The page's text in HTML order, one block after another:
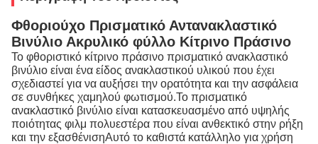
Φθοριούχο Πρισματικό Αντανακλαστικό
Βινύλιο Ακρυλικό φύλλο Κίτρινο Πράσινο
Το φθοριστικό κίτρινο πράσινο πρισματικό ανακλαστικό
βινύλιο είναι ένα είδος ανακλαστικού υλικού που έχει
σχεδιαστεί για να αυξήσει την ορατότητα και την ασφάλεια
σε συνθήκες χαμηλού φωτισμού.Το πρισματικό
ανακλαστικό βινύλιο είναι κατασκευασμένο από υψηλής
ποιότητας φιλμ πολυεστέρα που είναι ανθεκτικό στην ρήξη
και την εξασθένισηΑυτό το καθιστά κατάλληλο για χρήση